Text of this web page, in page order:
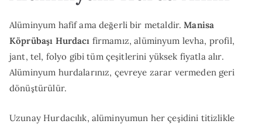
Alüminyum hafif ama değerli bir metaldir. Manisa
Köprübaşı Hurdacı firmamız, alüminyum levha, profil,
jant, tel, folyo gibi tüm çeşitlerini yüksek fiyatla alır.
Alüminyum hurdalarınız, çevreye zarar vermeden geri
dönüştürülür.
Uzunay Hurdacılık, alüminyumun her çeşidini titizlikle